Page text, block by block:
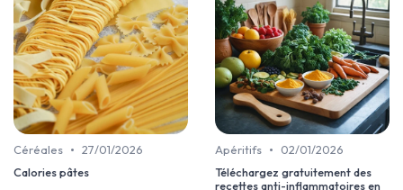
Céréales • 27/01/2026
Calories pâtes
Apéritifs •
02/01/2026
Téléchargez gratuitement des
recettes anti-inflammatoires en